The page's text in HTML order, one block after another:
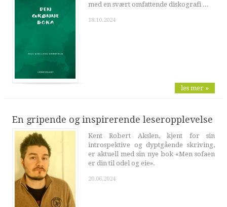
med en svært omfattende diskografi ...
18.10.2024
les mer »
En gripende og inspirerende leseropplevelse
Kent Robert Akslen, kjent for sin
introspektive og dyptgående skriving,
er aktuell med sin nye bok «Men sofaen
er din til odel og eie».
20.06.2024